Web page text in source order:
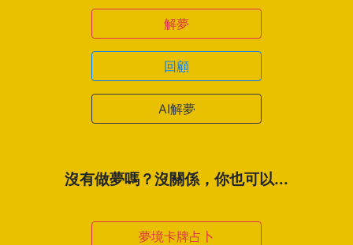
解夢
回顧
AI解夢
沒有做夢嗎？沒關係，你也可以...
夢境卡牌占卜